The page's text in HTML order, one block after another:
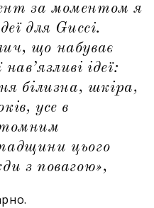
за моментом я
для Gucci.
що набуває
ідеї:
білизна, шкіра,
усе в
цього
з повагою»,